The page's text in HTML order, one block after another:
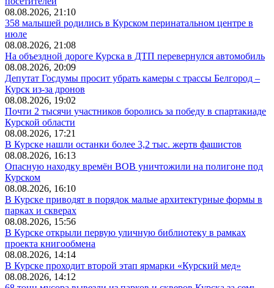
08.08.2026, 21:10
358 малышей родились в Курском перинатальном центре в
июле
08.08.2026, 21:08
На объездной дороге Курска в ДТП перевернулся автомобиль
08.08.2026, 20:09
Депутат Госдумы просит убрать камеры с трассы Белгород –
Курск из-за дронов
08.08.2026, 19:02
Почти 2 тысячи участников боролись за победу в спартакиаде
Курской области
08.08.2026, 17:21
В Курске нашли останки более 3,2 тыс. жертв фашистов
08.08.2026, 16:13
Опасную находку времён ВОВ уничтожили на полигоне под
Курском
08.08.2026, 16:10
В Курске приводят в порядок малые архитектурные формы в
парках и скверах
08.08.2026, 15:56
В Курске открыли первую уличную библиотеку в рамках
проекта книгообмена
08.08.2026, 14:14
В Курске проходит второй этап ярмарки «Курский мед»
08.08.2026, 14:12